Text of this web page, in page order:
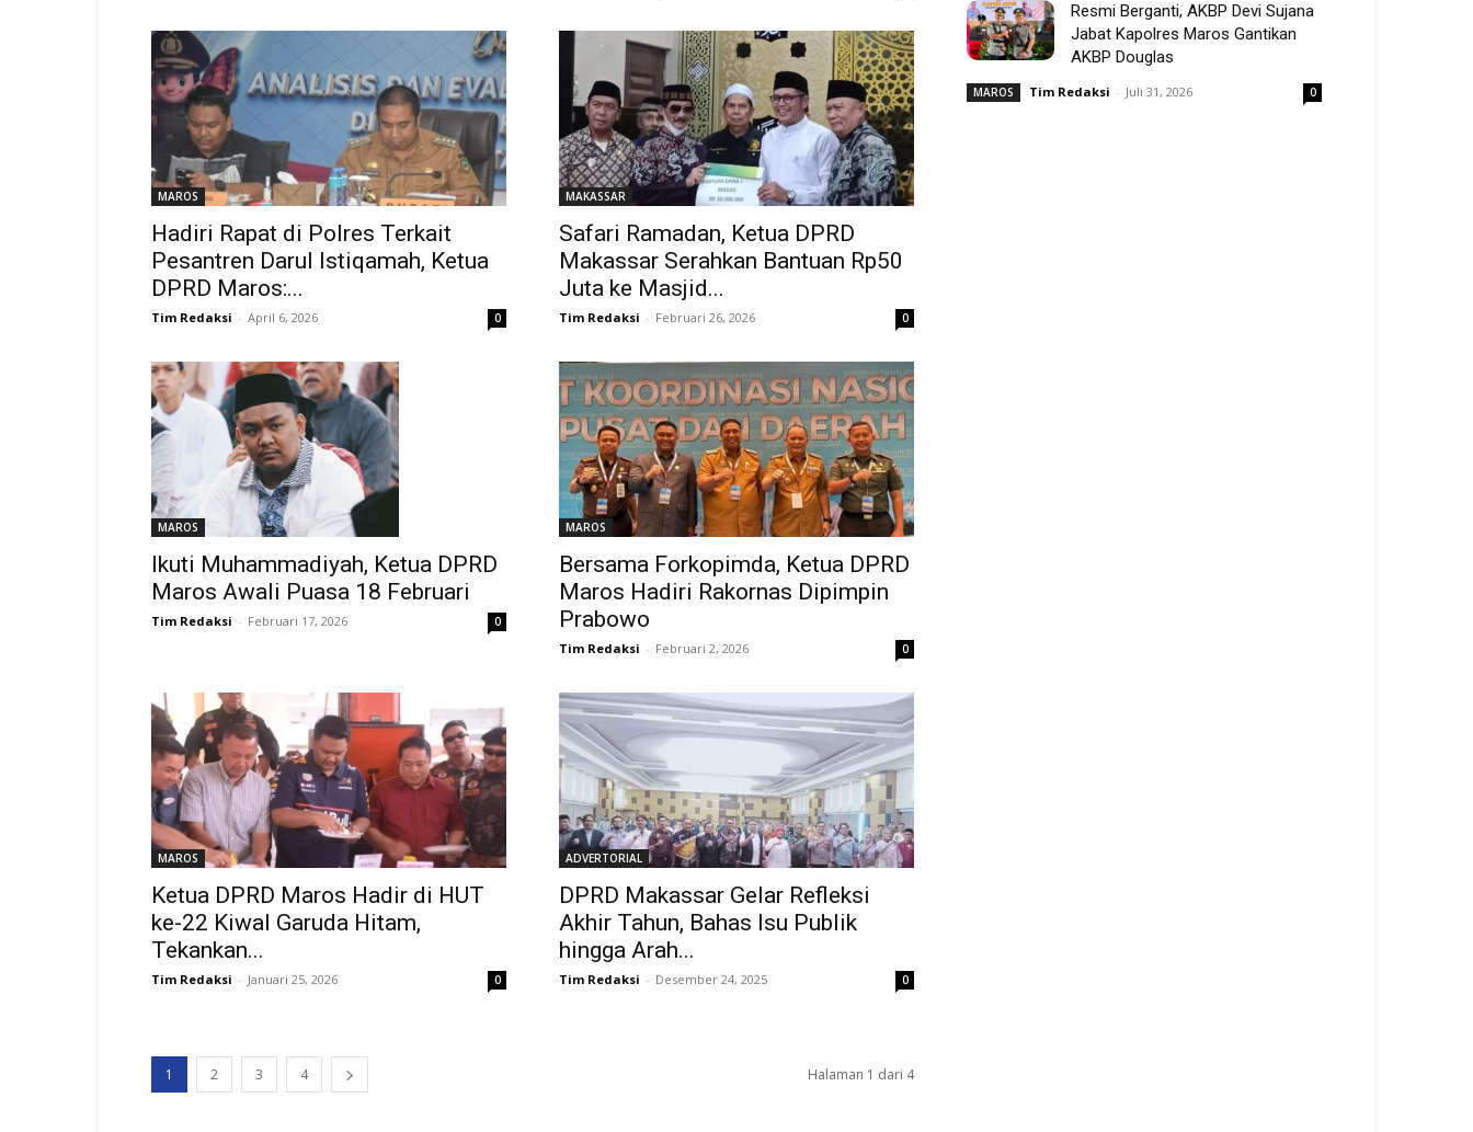
MAROS
Hadiri Rapat di Polres Terkait
Pesantren Darul Istiqamah, Ketua
DPRD Maros:...
Tim Redaksi - April 6, 2026 0
MAKASSAR
Safari Ramadan, Ketua DPRD
Makassar Serahkan Bantuan Rp50
Juta ke Masjid...
Tim Redaksi - Februari 26, 2026 0
MAROS
Ikuti Muhammadiyah, Ketua DPRD
Maros Awali Puasa 18 Februari
Tim Redaksi - Februari 17, 2026 0
MAROS
Bersama Forkopimda, Ketua DPRD
Maros Hadiri Rakornas Dipimpin
Prabowo
Tim Redaksi - Februari 2, 2026 0
MAROS
Ketua DPRD Maros Hadir di HUT
ke-22 Kiwal Garuda Hitam,
Tekankan...
Tim Redaksi - Januari 25, 2026 0
ADVERTORIAL
DPRD Makassar Gelar Refleksi
Akhir Tahun, Bahas Isu Publik
hingga Arah...
Tim Redaksi - Desember 24, 2025 0
1 2 3 4 Halaman 1 dari 4
Resmi Berganti, AKBP Devi Sujana
Jabat Kapolres Maros Gantikan
AKBP Douglas
MAROS Tim Redaksi - Juli 31, 2026 0